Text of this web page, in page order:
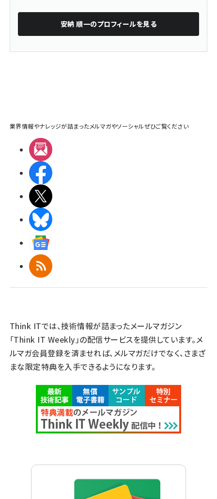
安納 順一のプロフィールを見る
業界情報やナレッジが詰まったメルマガやソーシャルぜひご覧ください
RSS
Think ITでは、技術情報が詰まったメールマガジン
「Think IT Weekly」の配信サービスを提供しています。メ
ルマガ会員登録を済ませれば、メルマガだけでなく、さまざ
まな限定特典を入手できるようになります。